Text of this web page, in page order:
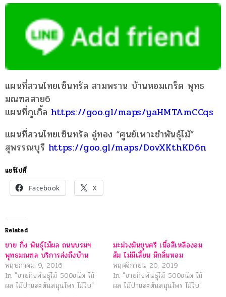
แผนที่สวนไทยเซ็นทรัล สามพราน บ้านหอมเกร็ด พุทธ
มณฑลสาย6
แผนที่กูเกิ้ล https://goo.gl/maps/yaHMTAmCCqs
แผนที่สวนไทยเซ็นทรัล อู่ทอง “ศูนย์เพาะชำพันธุ์ไม้”
สุพรรณบุรี https://goo.gl/maps/DovXKthKD6n
แชร์ไปที่
Facebook
X
Related
ขาย กิ่ง พันธุ์ไม้ผล ถนนบรมฯ
พุทธมณฑล บริการส่งถึงบ้าน
พฤษภาคม 9, 2016
In "ขายกิ่งพันธุ์ไม้ 500ชนิด ไม้
ผล ไม้ป่าและต้นสมุนไพร ไม้ใบ"
มะม่วงมันขุนศรี เนื้อสีเหลืองอม
ส้ม ไม่มีเสี้ยน มีกลิ่นหอม
พฤศจิกายน 20, 2019
In "ขายกิ่งพันธุ์ไม้ 500ชนิด ไม้
ผล ไม้ป่าและต้นสมุนไพร ไม้ใบ"